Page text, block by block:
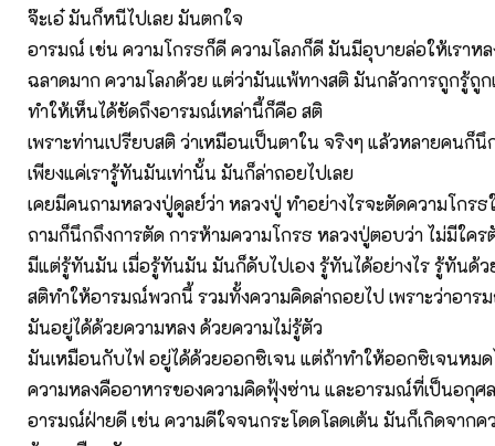
จ๊ะเอ๋ มันก็หนีไปเลย มันตกใจ
อารมณ์ เช่น ความโกรธก็ดี ความโลภก็ดี มันมีอุบายล่อให้เราหล
ฉลาดมาก ความโลภด้วย แต่ว่ามันแพ้ทางสติ มันกลัวการถูกรู้ถูก
ทำให้เห็นได้ชัดถึงอารมณ์เหล่านี้ก็คือ สติ
เพราะท่านเปรียบสติ ว่าเหมือนเป็นตาใน จริงๆ แล้วหลายคนก็
เพียงแค่เรารู้ทันมันเท่านั้น มันก็ล่าถอยไปเลย
เคยมีคนถามหลวงปู่ดูลย์ว่า หลวงปู่ ทำอย่างไรจะตัดความโกร
ถามก็นึกถึงการตัด การห้ามความโกรธ หลวงปู่ตอบว่า ไม่มีใค
มีแต่รู้ทันมัน เมื่อรู้ทันมัน มันก็ดับไปเอง รู้ทันได้อย่างไร รู้ทันด้ว
สติทำให้อารมณ์พวกนี้ รวมทั้งความคิดล่าถอยไป เพราะว่าอาร
มันอยู่ได้ด้วยความหลง ด้วยความไม่รู้ตัว
มันเหมือนกับไฟ อยู่ได้ด้วยออกซิเจน แต่ถ้าทำให้ออกซิเจนหม
ความหลงคืออาหารของความคิดฟุ้งซ่าน และอารมณ์ที่เป็นอกุศ
อารมณ์ฝ่ายดี เช่น ความดีใจจนกระโดดโลดเต้น มันก็เกิดจากค